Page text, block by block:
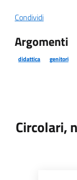
Condividi
Argomenti
didattica genitori
Circolari,